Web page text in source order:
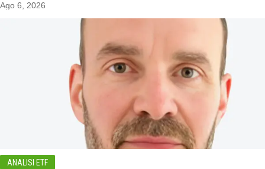
Ago 6, 2026
ANALISI ETF